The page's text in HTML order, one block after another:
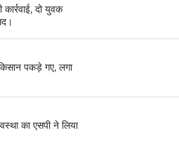
दो युवक
पकड़े गए, लगा
का एसपी ने लिया